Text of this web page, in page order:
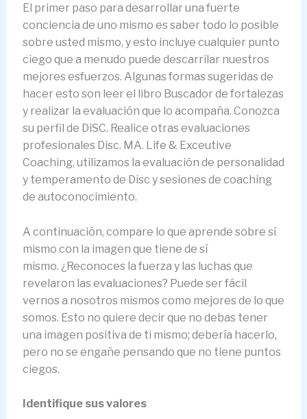
El primer paso para desarrollar una fuerte
conciencia de uno mismo es saber todo lo posible
sobre usted mismo, y esto incluye cualquier punto
ciego que a menudo puede descarrilar nuestros
mejores esfuerzos. Algunas formas sugeridas de
hacer esto son leer el libro Buscador de fortalezas
y realizar la evaluación que lo acompaña. Conozca
su perfil de DiSC. Realice otras evaluaciones
profesionales Disc. MA. Life & Exceutive
Coaching, utilizamos la evaluación de personalidad
y temperamento de Disc y sesiones de coaching
de autoconocimiento.
A continuación, compare lo que aprende sobre sí
mismo con la imagen que tiene de sí
mismo. ¿Reconoces la fuerza y ​​las luchas que
revelaron las evaluaciones? Puede ser fácil
vernos a nosotros mismos como mejores de lo que
somos. Esto no quiere decir que no debas tener
una imagen positiva de ti mismo; debería hacerlo,
pero no se engañe pensando que no tiene puntos
ciegos.
Identifique sus valores